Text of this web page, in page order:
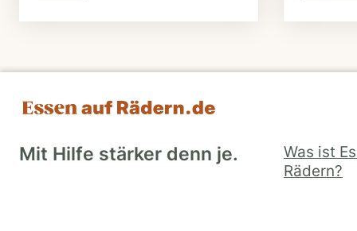
Mit Hilfe stärker denn je.
Was ist
Rädern?